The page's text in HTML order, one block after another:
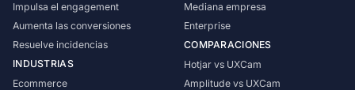
Impulsa el engagement
Aumenta las conversiones
Resuelve incidencias
INDUSTRIAS
Ecommerce
Mediana empresa
Enterprise
COMPARACIONES
Hotjar vs UXCam
Amplitude vs UXCam